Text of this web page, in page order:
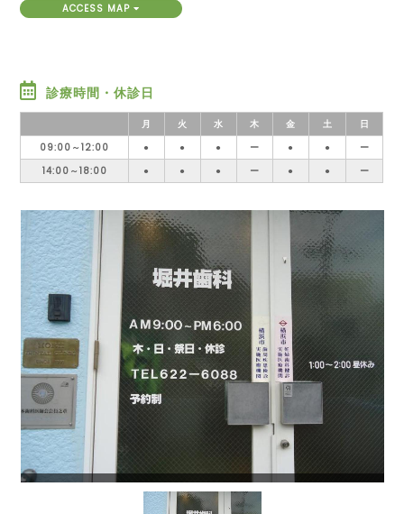
ACCESS MAP
診療時間・休診日
月 火 水 木 金 土
日
09:00～12:00
● ● ● ー ● ●
ー
14:00～18:00
● ● ● ー ● ● ー